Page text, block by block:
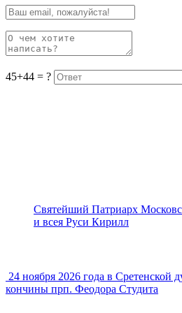
45+44 = ?
Святейший Патриарх
и всея Руси Кирилл
24 ноября 2026 года в Сретенской
кончины прп. Феодора Студита